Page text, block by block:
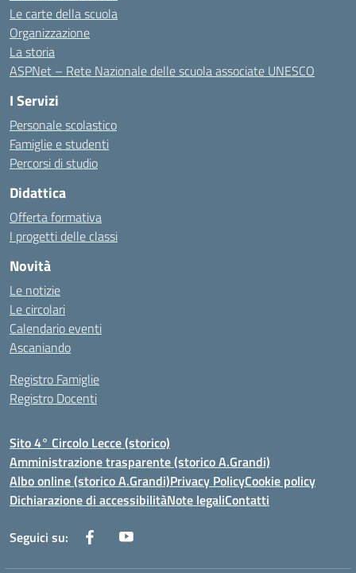
Le carte della scuola
Organizzazione
La storia
ASPNet – Rete Nazionale delle scuola associate UNESCO
I Servizi
Personale scolastico
Famiglie e studenti
Percorsi di studio
Didattica
Offerta formativa
I progetti delle classi
Novità
Le notizie
Le circolari
Calendario eventi
Ascaniando
Registro Famiglie
Registro Docenti
Sito 4° Circolo Lecce (storico)
Amministrazione trasparente (storico A.Grandi)
Albo online (storico A.Grandi)Privacy PolicyCookie policy
Dichiarazione di accessibilitàNote legaliContatti
Seguici su: